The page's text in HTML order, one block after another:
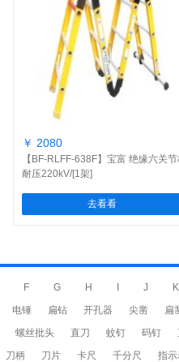
￥ 2080
【BF-RLFF-638F】宝富 绝缘六关
耐压220kV/[1架]
去看看
F G H J
K
电锤 扁钻 开孔器 尖凿
扁
螺丝批头 直刀 蚊钉 码钉
刀柄 刀片 卡尺 千分尺
指